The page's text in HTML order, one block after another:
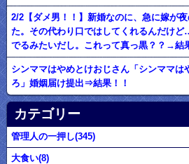
2/2【ダメ男！！】新婚なのに、急に嫁が
た。その代わり口ではしてくれるんだけ
でるみたいだし。これって真っ黒？？→結
シンママはやめとけおじさん「シンママは
ろ」婚姻届け提出⇒結果！！
カテゴリー
管理人の一押し(345)
大食い(8)